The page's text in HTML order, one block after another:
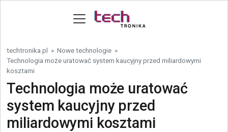
techtronika.pl » Nowe technologie »
Technologia może uratować system kaucyjny przed miliardowymi
kosztami
Technologia może uratować
system kaucyjny przed
miliardowymi kosztami